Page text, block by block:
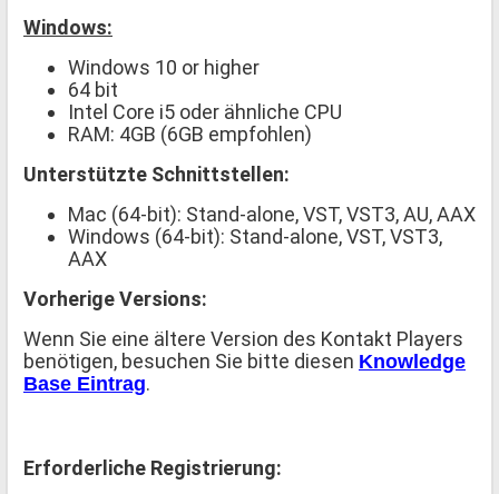
Windows:
Windows 10 or higher
64 bit
Intel Core i5 oder ähnliche CPU
RAM: 4GB (6GB empfohlen)
Unterstützte Schnittstellen:
Mac (64-bit): Stand-alone, VST, VST3, AU, AAX
Windows (64-bit): Stand-alone, VST, VST3,
AAX
Vorherige Versions:
Wenn Sie eine ältere Version des Kontakt Players
benötigen, besuchen Sie bitte diesen Knowledge
Base Eintrag.
Erforderliche Registrierung: